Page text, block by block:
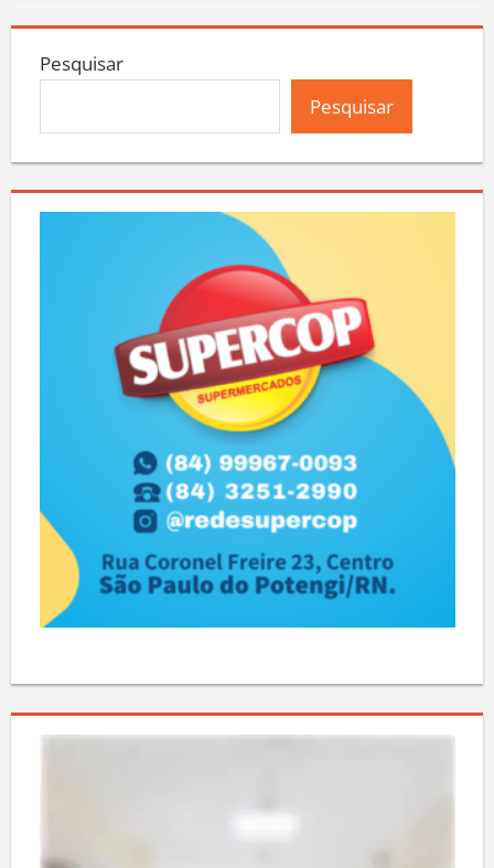
Pesquisar
Pesquisar